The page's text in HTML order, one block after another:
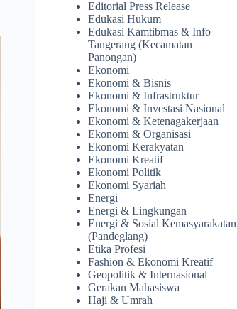
Editorial Press Release
Edukasi Hukum
Edukasi Kamtibmas & Info
Tangerang (Kecamatan
Panongan)
Ekonomi
Ekonomi & Bisnis
Ekonomi & Infrastruktur
Ekonomi & Investasi Nasional
Ekonomi & Ketenagakerjaan
Ekonomi & Organisasi
Ekonomi Kerakyatan
Ekonomi Kreatif
Ekonomi Politik
Ekonomi Syariah
Energi
Energi & Lingkungan
Energi & Sosial Kemasyarakatan
(Pandeglang)
Etika Profesi
Fashion & Ekonomi Kreatif
Geopolitik & Internasional
Gerakan Mahasiswa
Haji & Umrah